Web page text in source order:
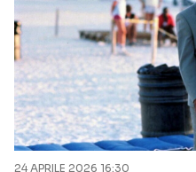
24 APRILE 2026 16:30